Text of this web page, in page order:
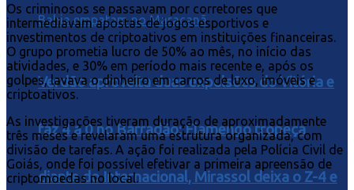
Verdão aproveita duas expulsões do Vitória e
faz 4 a 0 no Barradão; Flamengo tropeça
diante do Internacional, Mirassol deixa o Z-4 e
Os criminosos se passavam por corretores que
intermediavam apostas de jogos esportivos e
investimentos de criptoativos em instituições financeiras.
O grupo prometia lucro de 50% ao mês, no início das
atividades, e 30% em período mais recente e, após os
golpes, lavava o dinheiro em carros de luxo, imóveis e
criptoativos.
As investigações tiveram duração de aproximadamente
três meses e revelaram uma estrutura organizada, com
divisão de tarefas. A ação foi realizada pela Polícia Civil de
Goiás, onde foi possível efetivar a primeira apreensão de
criptomoedas no local.